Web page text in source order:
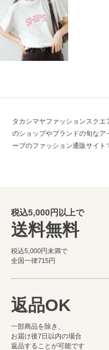
タカシマヤファッションスク
のショップやブランドの旬な
ープのファッション通販サイト
税込5,000円以上で
送料無料
税込5,000円未満で
全国一律715円
返品OK
一部商品を除き、
お届け後7日以内の場合
返品することが可能です